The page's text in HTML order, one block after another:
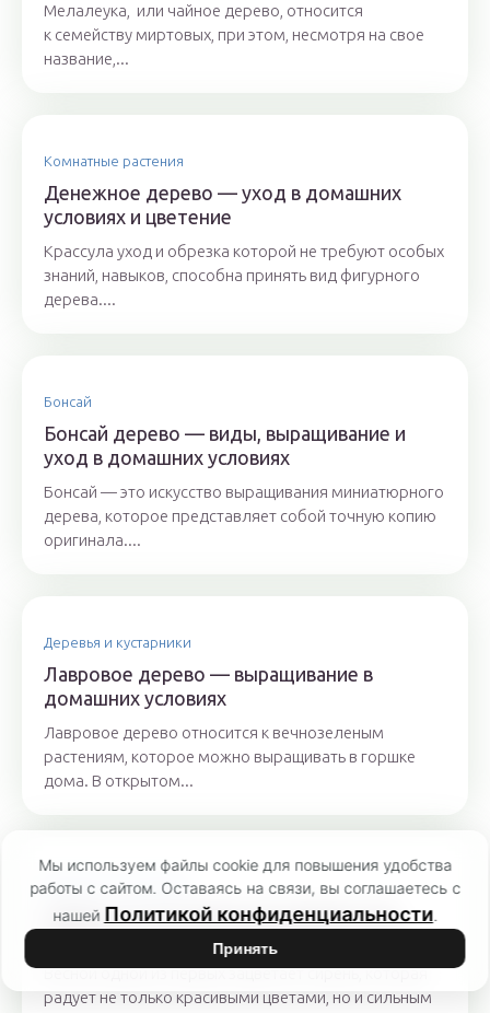
Мелалеука, или чайное дерево, относится
к семейству миртовых, при этом, несмотря на свое
название,...
Комнатные растения
Денежное дерево — уход в домашних
условиях и цветение
Крассула уход и обрезка которой не требуют особых
знаний, навыков, способна принять вид фигурного
дерева....
Бонсай
Бонсай дерево — виды, выращивание и
уход в домашних условиях
Бонсай — это искусство выращивания миниатюрного
дерева, которое представляет собой точную копию
оригинала....
Деревья и кустарники
Лавровое дерево — выращивание в
домашних условиях
Лавровое дерево относится к вечнозеленым
растениям, которое можно выращивать в горшке
дома. В открытом...
Деревья и кустарники
Сирень это кустарник или дерево? Как
вырастить сирень в домашних условиях
Весной одной из первых зацветает сирень, которая
радует не только красивыми цветами, но и сильным
Мы используем файлы cookie для повышения удобства
работы с сайтом. Оставаясь на связи, вы соглашаетесь с
нашей Политикой конфиденциальности.
Принять